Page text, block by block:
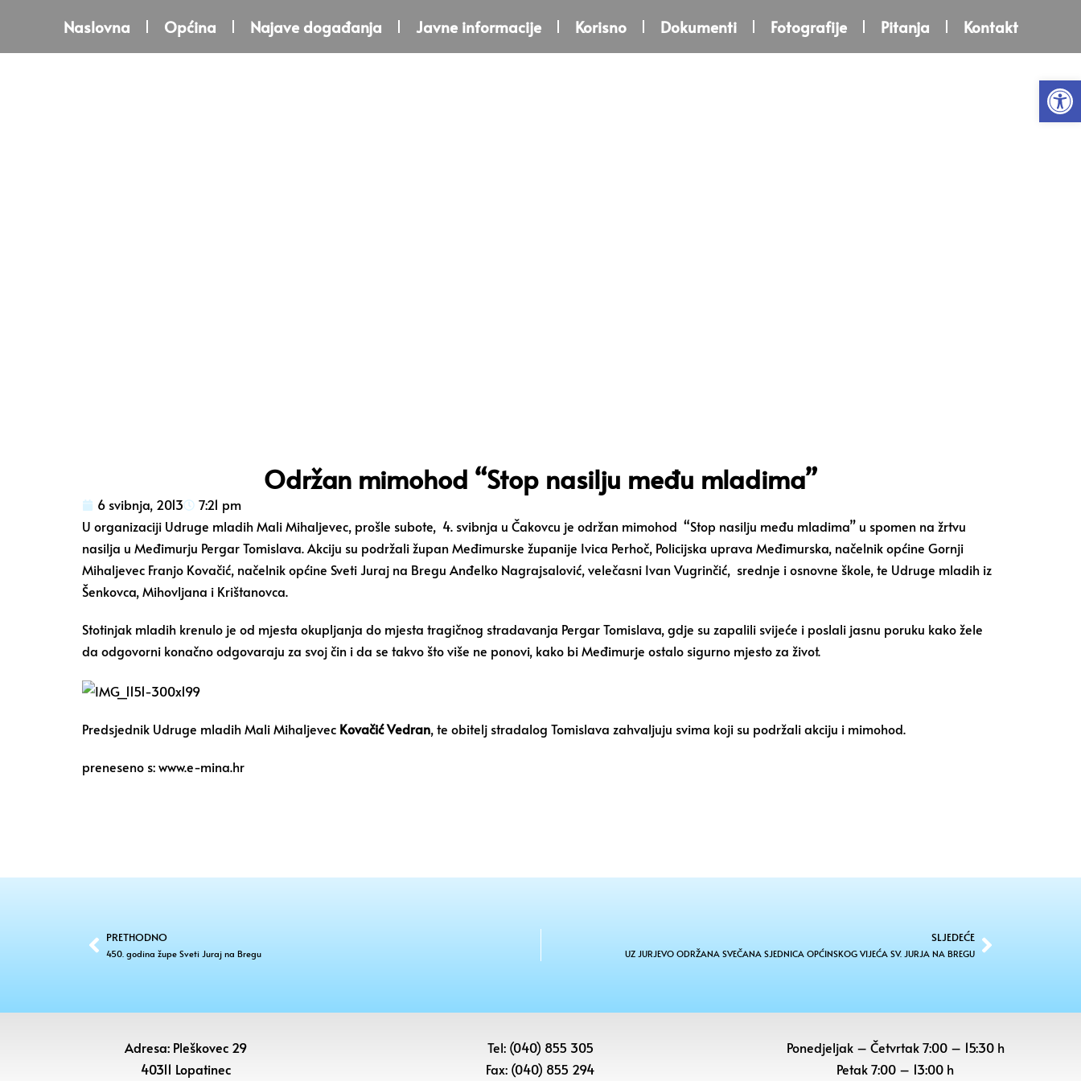
Naslovna Općina Najave događanja Javne informacije Korisno Dokumenti Fotografije Pitanja Kontakt
Održan mimohod “Stop nasilju među mladima”
6 svibnja, 2013
7:21 pm
U organizaciji Udruge mladih Mali Mihaljevec, prošle subote, 4. svibnja u Čakovcu je održan mimohod “Stop nasilju među mladima” u spomen na žrtvu
nasilja u Međimurju Pergar Tomislava. Akciju su podržali župan Međimurske županije Ivica Perhoč, Policijska uprava Međimurska, načelnik općine Gornji
Mihaljevec Franjo Kovačić, načelnik općine Sveti Juraj na Bregu Anđelko Nagrajsalović, velečasni Ivan Vugrinčić, srednje i osnovne škole, te Udruge mladih iz
Šenkovca, Mihovljana i Krištanovca.
Stotinjak mladih krenulo je od mjesta okupljanja do mjesta tragičnog stradavanja Pergar Tomislava, gdje su zapalili svijeće i poslali jasnu poruku kako žele
da odgovorni konačno odgovaraju za svoj čin i da se takvo što više ne ponovi, kako bi Međimurje ostalo sigurno mjesto za život.
Predsjednik Udruge mladih Mali Mihaljevec Kovačić Vedran, te obitelj stradalog Tomislava zahvaljuju svima koji su podržali akciju i mimohod.
preneseno s: www.e-mina.hr
PRETHODNO
450. godina župe Sveti Juraj na Bregu
SLJEDEĆE
UZ JURJEVO ODRŽANA SVEČANA SJEDNICA OPĆINSKOG VIJEĆA SV. JURJA NA BREGU
Adresa: Pleškovec 29
40311 Lopatinec
Tel: (040) 855 305
Fax: (040) 855 294
Ponedjeljak – Četvrtak 7:00 – 15:30 h
Petak7:00 – 13:00 h